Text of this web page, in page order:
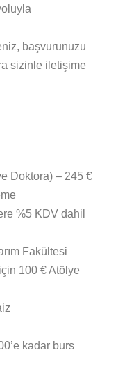
başvurunuzu
sizinle iletişime
Doktora) – 245 €
%5 KDV dahil
Fakültesi
100 € Atölye
kadar burs